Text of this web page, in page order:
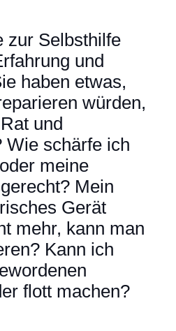
zur Selbsthilfe
und
haben etwas,
würden,
und
Wie schärfe ich
meine
Mein
Gerät
mehr, kann man
Kann ich
flott machen?